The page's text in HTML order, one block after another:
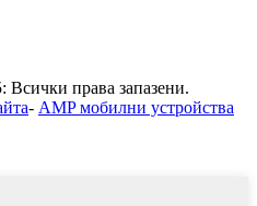
права запазени.
- AMP мобилни устройства